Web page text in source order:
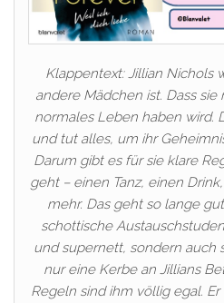
Klappentext: Jillian Nichols
andere Mädchen ist. Dass
normales Leben haben wird.
und tut alles, um ihr
Darum gibt es für sie klare
geht – einen Tanz, einen
mehr. Das geht so lange
schottische
und supernett, sondern auch
nur eine Kerbe an Jillians
Regeln sind ihm völlig egal.